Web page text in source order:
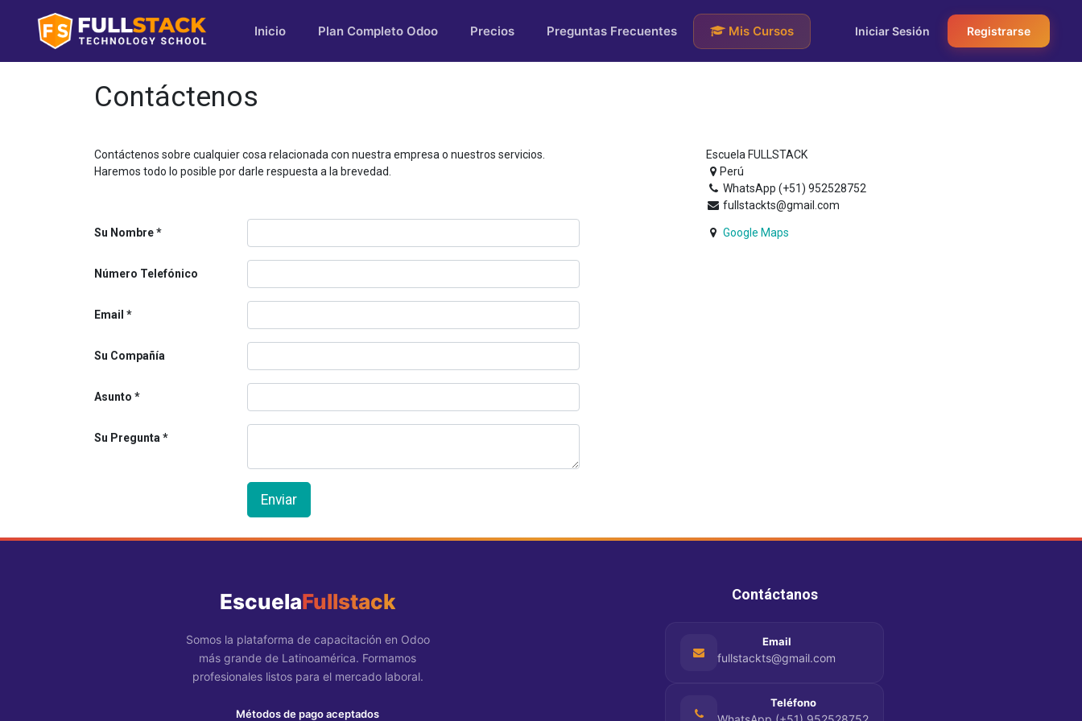
Inicio Plan Completo Odoo Precios Preguntas Frecuentes Mis Cursos Iniciar Sesión Registrarse
Contáctenos
Contáctenos sobre cualquier cosa relacionada con nuestra empresa o nuestros servicios.
Haremos todo lo posible por darle respuesta a la brevedad.
Su Nombre
Número Telefónico
Email
Su Compañía
Asunto
Su Pregunta
Enviar
Escuela FULLSTACK
Perú
WhatsApp (+51) 952528752
fullstackts@gmail.com
Google Maps
EscuelaFullstack
Somos la plataforma de capacitación en Odoo
más grande de Latinoamérica. Formamos
profesionales listos para el mercado laboral.
Métodos de pago aceptados
Contáctanos
Email
fullstackts@gmail.com
Teléfono